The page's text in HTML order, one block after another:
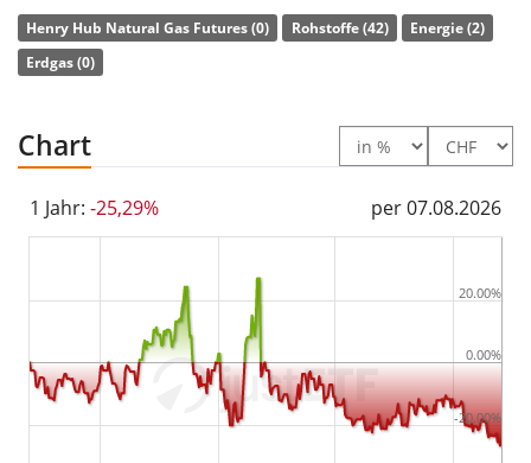
Der BNPP Henry Hub Erdgas (TR) ETC ist ein sehr
am 18. April 2017 in Niederlande aufgelegt.
Henry Hub Natural Gas Futures (0) Rohstoffe (42)
Energie (2)
Erdgas (0)
Chart
1 Jahr: -25,29% per 07.08.2026
-20.00%
0.00%
20.00%